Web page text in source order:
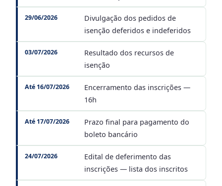
29/06/2026
Divulgação dos pedidos de
isenção deferidos e indeferidos
03/07/2026
Resultado dos recursos de
isenção
Até 16/07/2026
Encerramento das inscrições —
16h
Até 17/07/2026
Prazo final para pagamento do
boleto bancário
24/07/2026
Edital de deferimento das
inscrições — lista dos inscritos